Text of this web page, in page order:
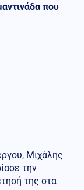
που
Μιχάλης
την
της στα